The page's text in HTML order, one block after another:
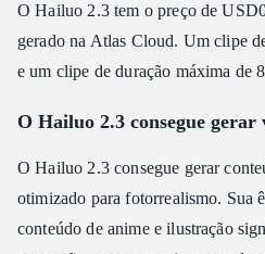
O Hailuo 2.3 tem o preço de
gerado na Atlas Cloud. Um clipe
e um clipe de duração máxima de
O Hailuo 2.3 consegue
O Hailuo 2.3 consegue gerar
otimizado para fotorrealismo. Sua
conteúdo de anime e ilustração